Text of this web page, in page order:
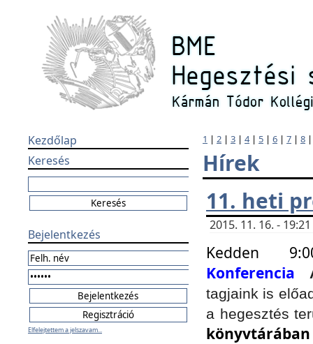
Kezdőlap
Keresés
Bejelentkezés
Elfelejtettem a jelszavam...
1 | 2 | 3 | 4| 5 | 6 | 7 | 8
Hírek
11. heti
2015. 11. 16. -
Kedden
Konferencia
tagjaink is
a hegesztés
könyvtárában